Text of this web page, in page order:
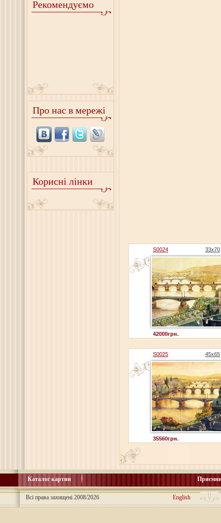
Рекомендуємо
Про нас в мережі
Корисні лінки
S0024 33x70
42000грн.
S0025 45x65
35560грн.
Каталог картин
Всі права захищені 2008/2026 English